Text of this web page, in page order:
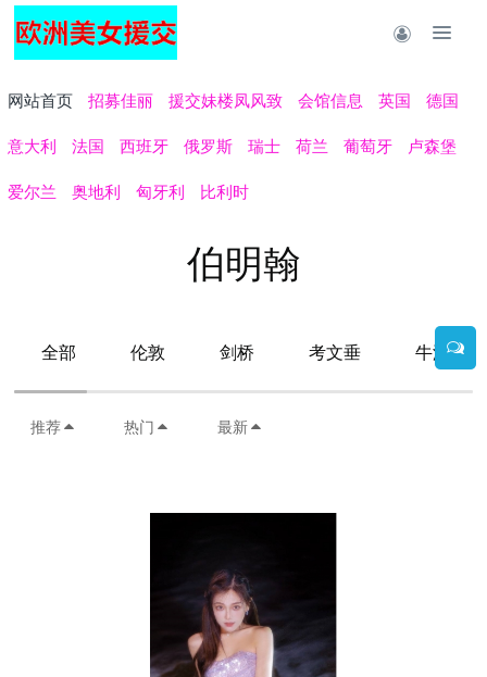
网站首页 招募佳丽 援交妹楼凤风致 会馆信息 英国 德国
意大利 法国 西班牙 俄罗斯 瑞士 荷兰 葡萄牙 卢森堡
爱尔兰 奥地利 匈牙利 比利时
伯明翰
全部 伦敦 剑桥 考文垂 牛津
推荐 热门 最新